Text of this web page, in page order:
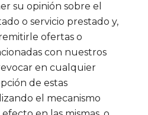
su opinión sobre el
o servicio prestado y,
ofertas o
con nuestros
en cualquier
de estas
el mecanismo